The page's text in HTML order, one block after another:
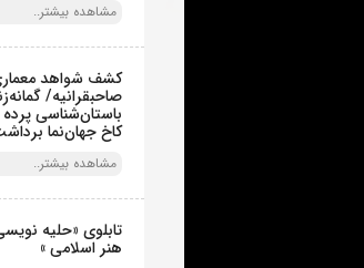
مشاهده بیشتر..
کشف شواهد
صاحبقرانیه/
باستان‌شناسی پرده
کاخ جهان‌نما
مشاهده بیشتر..
تابلوی «حلیه
هنر اسلامی »